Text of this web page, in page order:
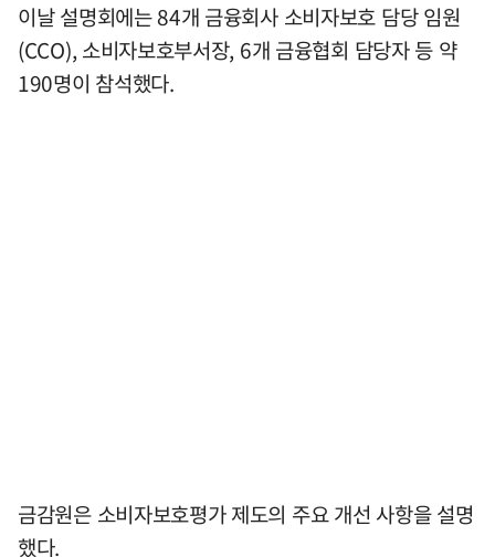
이날 설명회에는 84개 금융회사 소비자보호 담당 임원
(CCO), 소비자보호부서장, 6개 금융협회 담당자 등 약
190명이 참석했다.
금감원은 소비자보호평가 제도의 주요 개선 사항을 설명
했다.